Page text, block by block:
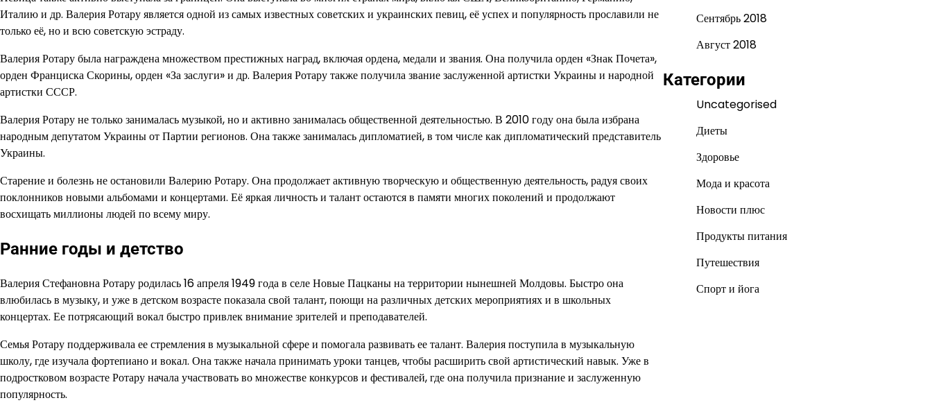
Италию и др. Валерия Ротару является одной из самых известных советских и украинских певиц, её успех и популярность прославили не
только её, но и всю советскую эстраду.
Валерия Ротару была награждена множеством престижных наград, включая ордена, медали и звания. Она получила орден «Знак Почета»,
орден Франциска Скорины, орден «За заслуги» и др. Валерия Ротару также получила звание заслуженной артистки Украины и народной
артистки СССР.
Валерия Ротару не только занималась музыкой, но и активно занималась общественной деятельностью. В 2010 году она была избрана
народным депутатом Украины от Партии регионов. Она также занималась дипломатией, в том числе как дипломатический представитель
Украины.
Старение и болезнь не остановили Валерию Ротару. Она продолжает активную творческую и общественную деятельность, радуя своих
поклонников новыми альбомами и концертами. Её яркая личность и талант остаются в памяти многих поколений и продолжают
восхищать миллионы людей по всему миру.
Ранние годы и детство
Валерия Стефановна Ротару родилась 16 апреля 1949 года в селе Новые Пацканы на территории нынешней Молдовы. Быстро она
влюбилась в музыку, и уже в детском возрасте показала свой талант, поющи на различных детских мероприятиях и в школьных
концертах. Ее потрясающий вокал быстро привлек внимание зрителей и преподавателей.
Семья Ротару поддерживала ее стремления в музыкальной сфере и помогала развивать ее талант. Валерия поступила в музыкальную
школу, где изучала фортепиано и вокал. Она также начала принимать уроки танцев, чтобы расширить свой артистический навык. Уже в
подростковом возрасте Ротару начала участвовать во множестве конкурсов и фестивалей, где она получила признание и заслуженную
популярность.
Сентябрь 2018
Август 2018
Категории
Uncategorised
Диеты
Здоровье
Мода и красота
Новости плюс
Продукты питания
Путешествия
Спорт и йога